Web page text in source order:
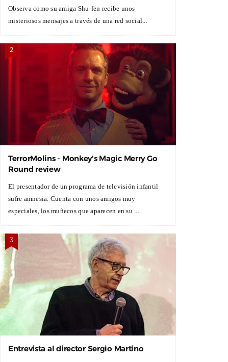
Observa como su amiga Shu-fen recibe unos
misteriosos mensajes a través de una red social...
TerrorMolins - Monkey's Magic Merry Go
Round review
El presentador de un programa de televisión infantil
sufre amnesia. Cuenta con unos amigos muy
especiales, los muñecos que aparecen en su ...
Entrevista al director Sergio Martino